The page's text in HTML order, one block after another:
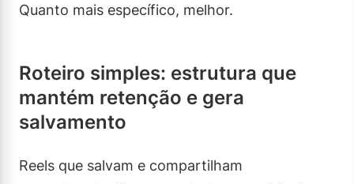
Quanto mais específico, melhor.
Roteiro simples: estrutura que
mantém retenção e gera
salvamento
Reels que salvam e compartilham